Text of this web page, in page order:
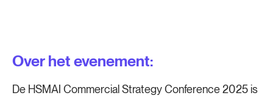
Over het evenement:
De HSMAI Commercial Strategy Conference 2025 is